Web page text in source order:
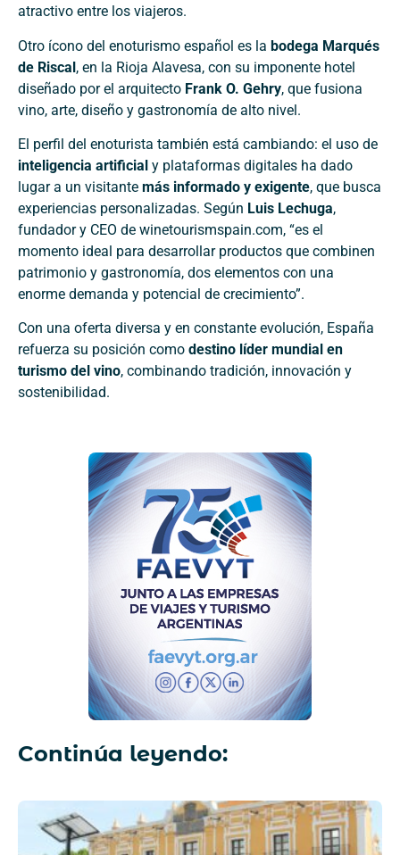
atractivo entre los viajeros.
Otro ícono del enoturismo español es la bodega Marqués
de Riscal, en la Rioja Alavesa, con su imponente hotel
diseñado por el arquitecto Frank O. Gehry, que fusiona
vino, arte, diseño y gastronomía de alto nivel.
El perfil del enoturista también está cambiando: el uso de
inteligencia artificial y plataformas digitales ha dado
lugar a un visitante más informado y exigente, que busca
experiencias personalizadas. Según Luis Lechuga,
fundador y CEO de winetourismspain.com, “es el
momento ideal para desarrollar productos que combinen
patrimonio y gastronomía, dos elementos con una
enorme demanda y potencial de crecimiento”.
Con una oferta diversa y en constante evolución, España
refuerza su posición como destino líder mundial en
turismo del vino, combinando tradición, innovación y
sostenibilidad.
Continúa leyendo: